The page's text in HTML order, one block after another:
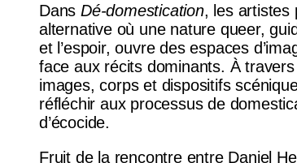
Dans Dé-domestication, les artistes
alternative où une nature queer,
et l’espoir, ouvre des espaces
face aux récits dominants. À
images, corps et dispositifs
réfléchir aux processus de
d’écocide.
Fruit de la rencontre entre Daniel